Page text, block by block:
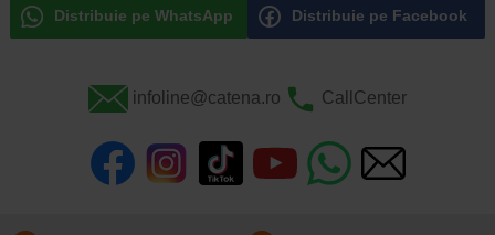
Distribuie pe WhatsApp Distribuie pe Facebook
infoline@catena.ro CallCenter